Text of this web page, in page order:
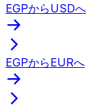
EGPからUSDへ
EGPからEURへ